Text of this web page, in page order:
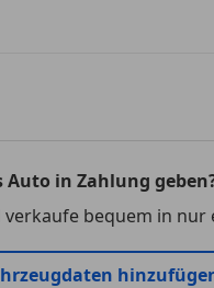
Auto in Zahlung
verkaufe bequem in nur